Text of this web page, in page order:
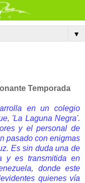
▼
Temporada
en un colegio
'La Laguna Negra'.
y el personal de
pasado con enigmas
Es sin duda una de
y es transmitida en
donde este
quienes vía